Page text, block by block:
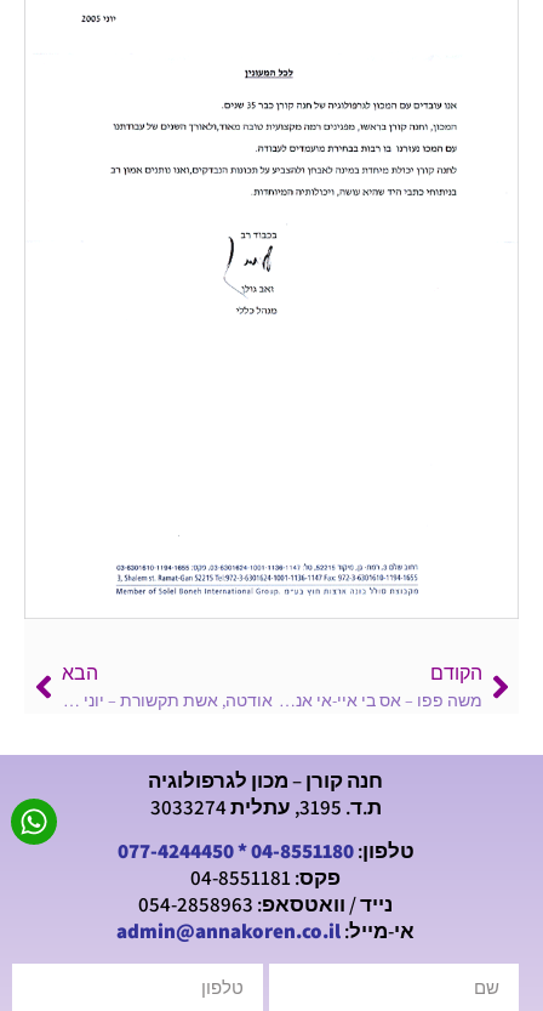
הקודם
משה פפו – אס בי איי-אי אנד אם SBI-E&M (שירותי הנדסה וכח אדם) בע״מ – יוני 2006
הבא
אודטה, אשת תקשורת – יוני 2005
חנה קורן – מכון לגרפולוגיה
ת.ד. 3195, עתלית 3033274
טלפון:04-8551180
*
077-4244450
פקס: 04-8551181
נייד / וואטסאפ: 054-2858963
אי-מייל:admin@annakoren.co.il